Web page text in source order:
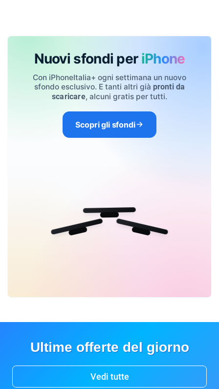
Nuovi sfondi per iPhone
Con iPhoneItalia+ ogni settimana un nuovo
sfondo esclusivo. E tanti altri già pronti da
scaricare, alcuni gratis per tutti.
Scopri gli sfondi
Ultime offerte del giorno
Vedi tutte